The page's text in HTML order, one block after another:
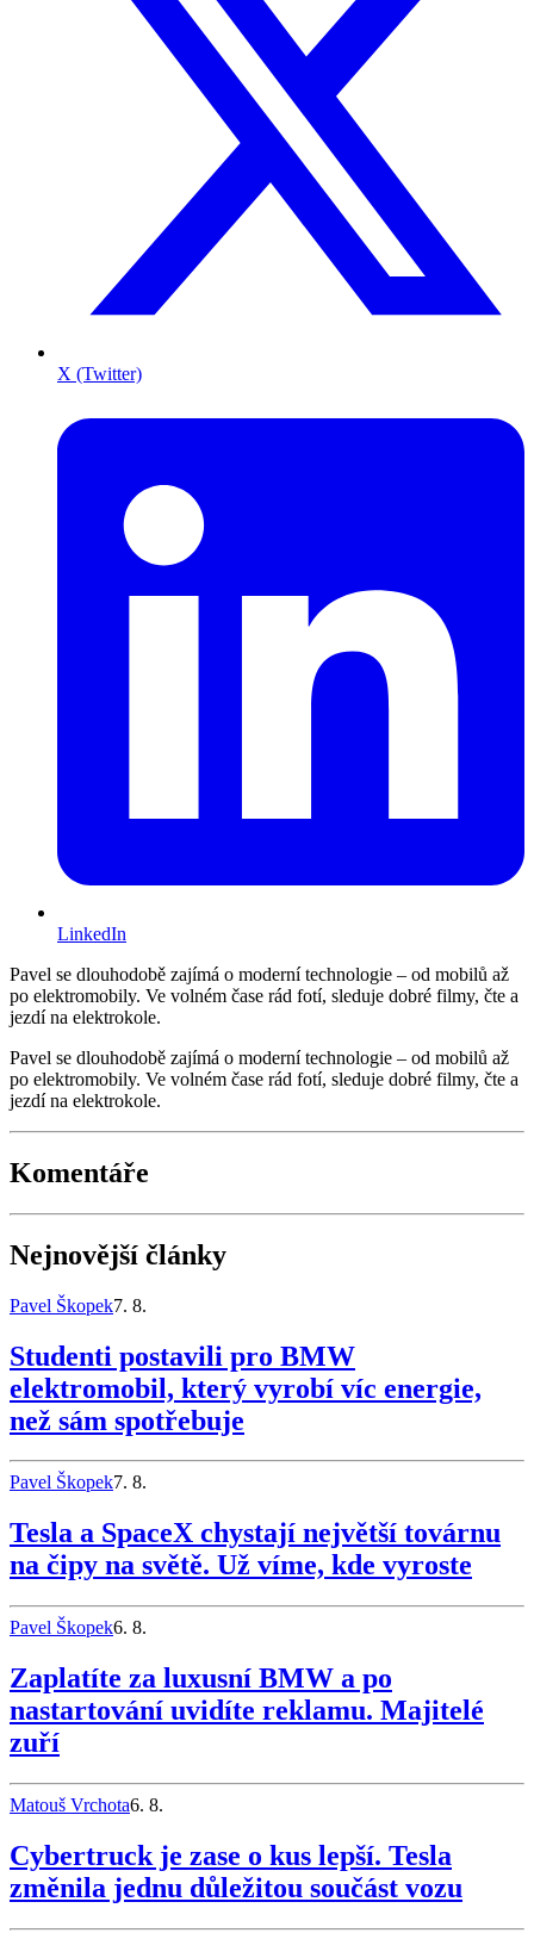
X (Twitter)
LinkedIn
Pavel se dlouhodobě zajímá o moderní technologie – od mobilů až
po elektromobily. Ve volném čase rád fotí, sleduje dobré filmy, čte a
jezdí na elektrokole.
Pavel se dlouhodobě zajímá o moderní technologie – od mobilů až
po elektromobily. Ve volném čase rád fotí, sleduje dobré filmy, čte a
jezdí na elektrokole.
Komentáře
Nejnovější články
Pavel Škopek7. 8.
Studenti postavili pro BMW
elektromobil, který vyrobí víc energie,
než sám spotřebuje
Pavel Škopek7. 8.
Tesla a SpaceX chystají největší továrnu
na čipy na světě. Už víme, kde vyroste
Pavel Škopek6. 8.
Zaplatíte za luxusní BMW a po
nastartování uvidíte reklamu. Majitelé
zuří
Matouš Vrchota6. 8.
Cybertruck je zase o kus lepší. Tesla
změnila jednu důležitou součást vozu